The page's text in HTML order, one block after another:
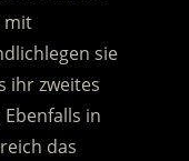
mit
sie
ihr zweites
in
das